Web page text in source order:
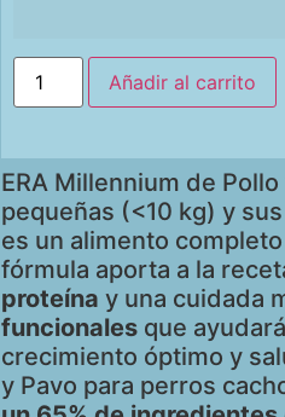
Añadir al carrito
ERA Millennium de
pequeñas (<10 kg) y
es un alimento
fórmula aporta a la
proteína y una cuidada
funcionales que
crecimiento óptimo y
y Pavo para perros